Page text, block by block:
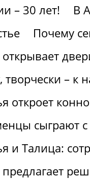
– 30 лет!
В
Почему
– к
откроет
сыграют с
и Талица: